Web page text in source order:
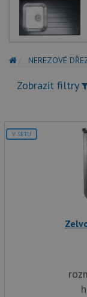
NEREZOVÉ
Zobrazit filtry
V SETU